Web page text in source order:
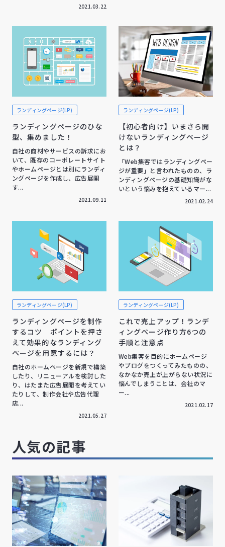
2021.03.22
ランディングページ(LP)
ランディングページのひな
型、集めました！
自社の商材やサービスの訴求にお
いて、既存のコーポレートサイト
やホームページとは別にランディ
ングページを作成し、広告展開
す...
2021.09.11
ランディングページ(LP)
【初心者向け】いまさら聞
けないランディングページ
とは？
「Web集客ではランディングペー
ジが重要」と言われたものの、ラ
ンディングページの基礎知識がな
いという悩みを抱えているマー...
2021.02.24
ランディングページ(LP)
ランディングページを制作
するコツ ポイントを押さ
えて効果的なランディング
ページを用意するには？
自社のホームページを新規で構築
したり、リニューアルを検討した
り、はたまた広告展開を考えてい
たりして、制作会社や広告代理
店...
2021.05.27
ランディングページ(LP)
これで売上アップ！ランデ
ィングページ作り方6つの
手順と注意点
Web集客を目的にホームページ
やブログをつくってみたものの、
なかなか売上が上がらない状況に
悩んでしまうことは、会社のマ
ー...
2021.02.17
人気の記事